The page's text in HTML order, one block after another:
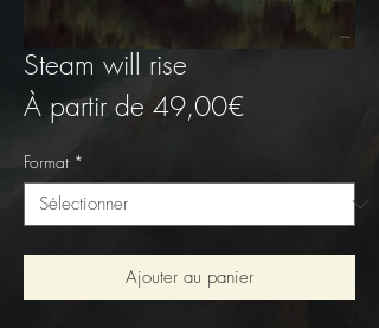
Steam will rise
À partir de 49,00€Prix
Format *
Ajouter au panier